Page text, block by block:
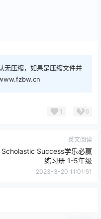
无压缩，如果是压缩文件并
1 0
英文阅读
Scholastic Success学乐必赢
练习册 1-5年级
2023-3-20 11:01:51